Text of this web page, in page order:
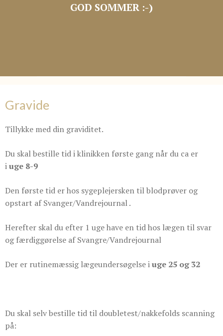
GOD SOMMER :-)
Gravide
Tillykke med din graviditet.
Du skal bestille tid i klinikken første gang når du ca er
iuge 8-9
Den første tid er hos sygeplejersken til blodprøver og
opstart af Svanger/Vandrejournal .
Herefter skal du efter 1 uge have en tid hos lægen til svar
og færdiggørelse af Svangre/Vandrejournal
Der er rutinemæssig lægeundersøgelse iuge 25 og 32
Du skal selv bestille tid til doubletest/nakkefolds scanning
på: